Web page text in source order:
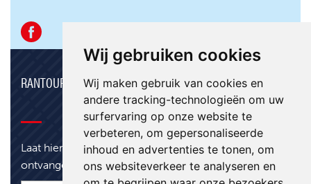
Wij gebruiken cookies
Wij maken gebruik van cookies en
andere tracking-technologieën om uw
surfervaring op onze website te
verbeteren, om gepersonaliseerde
inhoud en advertenties te tonen, om
ons websiteverkeer te analyseren en
RANTOUR NIEUWSBRIEF
Laat hier je e-mail achter om onze nieuwsbrief te
ontvangen.